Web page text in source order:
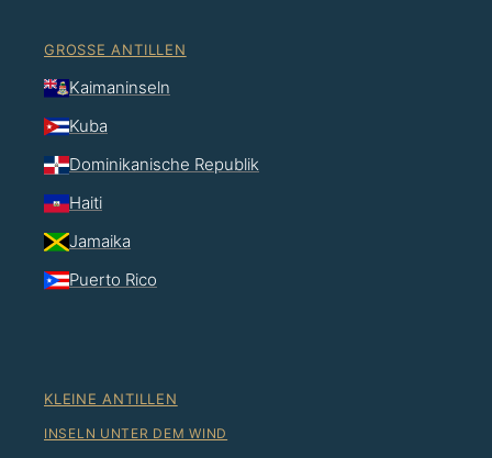
GROSSE ANTILLEN
Kaimaninseln
Kuba
Dominikanische Republik
Haiti
Jamaika
Puerto Rico
KLEINE ANTILLEN
INSELN UNTER DEM WIND